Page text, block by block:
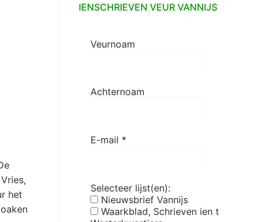
het
IENSCHRIEVEN VEUR VANNIJS
Veurnoam
Achternoam
E-mail *
Selecteer lijst(en):
Nieuwsbrief Vannijs
Waarkblad, Schrieven ien t